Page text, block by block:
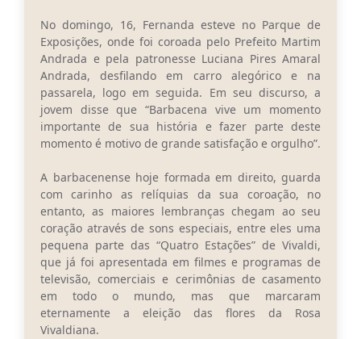
No domingo, 16, Fernanda esteve no Parque de
Exposições, onde foi coroada pelo Prefeito Martim
Andrada e pela patronesse Luciana Pires Amaral
Andrada, desfilando em carro alegórico e na
passarela, logo em seguida. Em seu discurso, a
jovem disse que “Barbacena vive um momento
importante de sua história e fazer parte deste
momento é motivo de grande satisfação e orgulho”.
A barbacenense hoje formada em direito, guarda
com carinho as relíquias da sua coroação, no
entanto, as maiores lembranças chegam ao seu
coração através de sons especiais, entre eles uma
pequena parte das “Quatro Estações” de Vivaldi,
que já foi apresentada em filmes e programas de
televisão, comerciais e cerimônias de casamento
em todo o mundo, mas que marcaram
eternamente a eleição das flores da Rosa
Vivaldiana.